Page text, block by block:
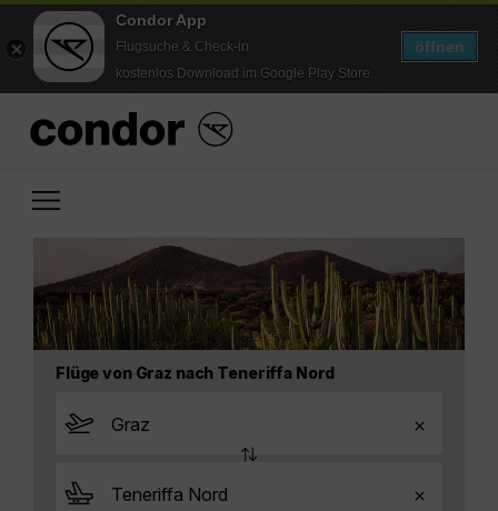
Condor App
Flugsuche & Check-in
kostenlos Download im Google Play Store
öffnen
Flüge von Graz nach Teneriffa Nord